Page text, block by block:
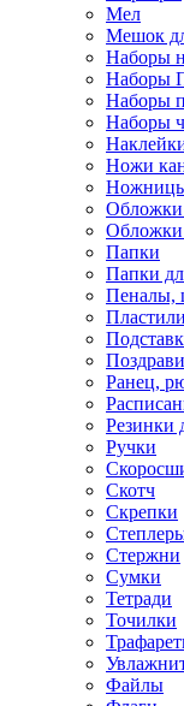
Мел
Мешок
Наборы
Наборы
Наборы
Наборы
Ножи
Ножницы
Обложки
Папки
Папки
Пеналы,
Ранец,
Резинки
Ручки
Скотч
Скрепки
Стержни
Сумки
Тетради
Точилки
Файлы